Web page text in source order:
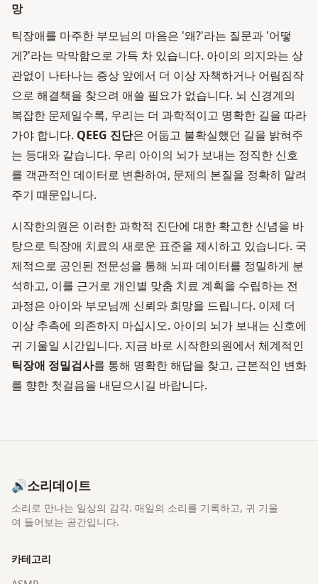
망
틱장애를 마주한 부모님의 마음은 '왜?'라는 질문과 '어떻
게?'라는 막막함으로 가득 차 있습니다. 아이의 의지와는 상
관없이 나타나는 증상 앞에서 더 이상 자책하거나 어림짐작
으로 해결책을 찾으려 애쓸 필요가 없습니다. 뇌 신경계의
복잡한 문제일수록, 우리는 더 과학적이고 명확한 길을 따라
가야 합니다. QEEG 진단은 어둡고 불확실했던 길을 밝혀주
는 등대와 같습니다. 우리 아이의 뇌가 보내는 정직한 신호
를 객관적인 데이터로 변환하여, 문제의 본질을 정확히 알려
주기 때문입니다.
시작한의원은 이러한 과학적 진단에 대한 확고한 신념을 바
탕으로 틱장애 치료의 새로운 표준을 제시하고 있습니다. 국
제적으로 공인된 전문성을 통해 뇌파 데이터를 정밀하게 분
석하고, 이를 근거로 개인별 맞춤 치료 계획을 수립하는 전
과정은 아이와 부모님께 신뢰와 희망을 드립니다. 이제 더
이상 추측에 의존하지 마십시오. 아이의 뇌가 보내는 신호에
귀 기울일 시간입니다. 지금 바로 시작한의원에서 체계적인
틱장애 정밀검사를 통해 명확한 해답을 찾고, 근본적인 변화
를 향한 첫걸음을 내딛으시길 바랍니다.
🔊소리데이트
소리로 만나는 일상의 감각. 매일의 소리를 기록하고, 귀 기울
여 들어보는 공간입니다.
카테고리